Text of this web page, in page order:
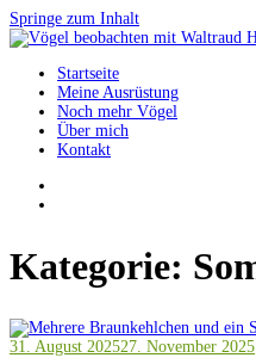
Springe zum Inhalt
Vögel beobachten mit
Startseite
Meine Ausrüstung
Noch mehr Vögel
Über mich
Kontakt
Kategorie:
31. August 202527. November 2025